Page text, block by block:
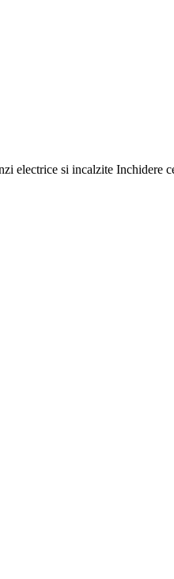
si incalzite Inchidere